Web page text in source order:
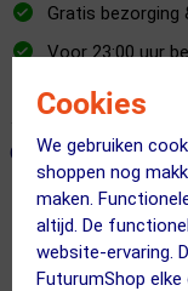
Cookies
We gebruiken
shoppen nog
maken.
altijd. De
website-ervaring.
FuturumShop elke
Gratis bezorging
Voor 23:00 uur
365 dagen
← Terug naar
ONZE